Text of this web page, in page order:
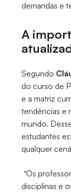
demandas e
A
Segundo
do curso de
e a matriz
tendências e
mundo.
estudantes
qualquer
“Os
disciplinas e